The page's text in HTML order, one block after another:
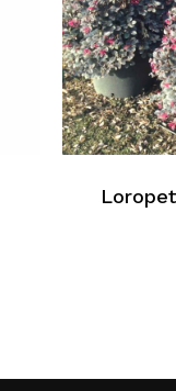
carrello